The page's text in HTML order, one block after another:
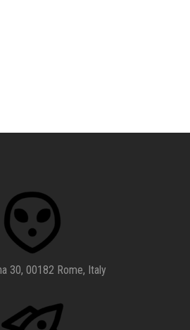
30, 00182 Rome, Italy